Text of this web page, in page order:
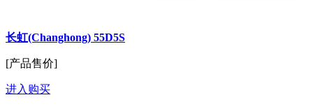
长虹(Changhong) 55D5S
[产品售价]
进入购买